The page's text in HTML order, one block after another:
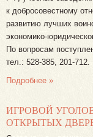
к добросовестному
развитию лучших
экономико-
По вопросам
тел.: 528-385, 201-712.
Подробнее »
ИГРОВОЙ
ОТКРЫТЫХ